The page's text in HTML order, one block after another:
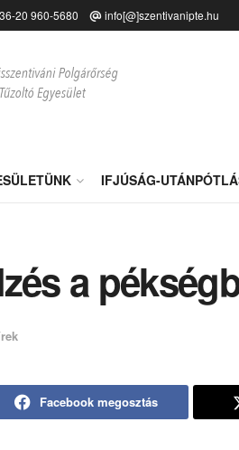
20 960-5680 info[@]szentivanipte.hu
IFJÚSÁG-
a
Facebook megosztás